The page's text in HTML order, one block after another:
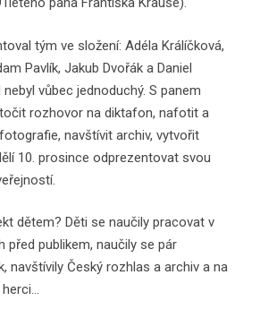
tým ve složení: Adéla Králíčková,
Pavlík, Jakub Dvořák a Daniel
vůbec jednoduchý. S panem
rozhovor na diktafon, nafotit a
navštívit archiv, vytvořit
10. prosince odprezentovat svou
dětem? Děti se naučily pracovat v
před publikem, naučily se pár
navštívily Český rozhlas a archiv a na